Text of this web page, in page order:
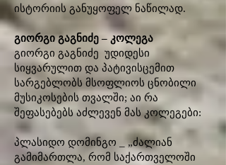
ისტორიის განუყოფელ ნაწილად.
გიორგი გაგნიძე – კოლეგა
გიორგი გაგნიძე უდიდესი
სიყვარულით და პატივისცემით
სარგებლობს მსოფლიოს ცნობილი
მუსიკოსების თვალში; აი რა
შეფასებებს აძლევენ მას კოლეგები:
პლასიდო დომინგო _ „ძალიან
გამიმართლა, რომ საქართველოში